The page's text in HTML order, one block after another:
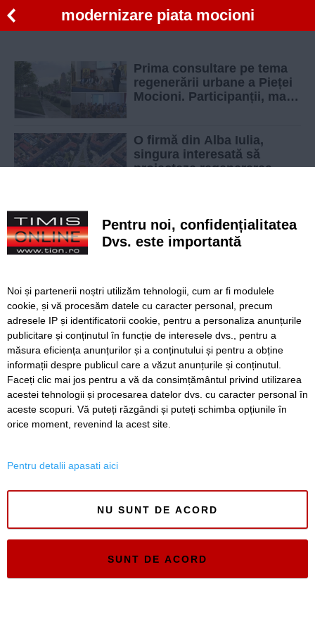
modernizare piata mocioni
Prima consultare pe tema
regenerării urbane a Pieței
Mocioni. Participanții, mai
O firmă din Alba Iulia,
singura interesată să
proiecteze regenerarea
Primăria Timișoara vrea să
le facă în zona Pieței
SERVICII Redactia
Folosinta Cookie-urilor
Termeni si conditii de utilizare
Politica de confidentialitate
Regulament postare și moderare comentarii
Pentru noi, confidențialitatea
Dvs. este importantă
Noi și partenerii noștri utilizăm tehnologii, cum ar fi modulele
cookie, și vă procesăm datele cu caracter personal, precum
adresele IP și identificatorii cookie, pentru a personaliza anunțurile
publicitare și conținutul în funcție de interesele dvs., pentru a
măsura eficiența anunțurilor și a conținutului și pentru a obține
informații despre publicul care a văzut anunțurile și conținutul.
Faceți clic mai jos pentru a vă da consimțământul privind utilizarea
acestei tehnologii și procesarea datelor dvs. cu caracter personal în
aceste scopuri. Vă puteți răzgândi și puteți schimba opțiunile în
orice moment, revenind la acest site.
Pentru detalii apasati aici
NU SUNT DE ACORD
SUNT DE ACORD